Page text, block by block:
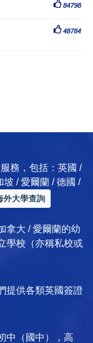
84798
48784
務，包括：英國 /
坡 / 愛爾蘭 / 德國 /
外大學查詢
拿大 / 愛爾蘭的幼
學校（亦稱私校或
提供各類英國簽證
中（國中），高